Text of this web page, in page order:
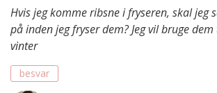
Hvis jeg komme ribsne i fryseren, skal jeg
på inden jeg fryser dem? Jeg vil bruge
vinter
besvar